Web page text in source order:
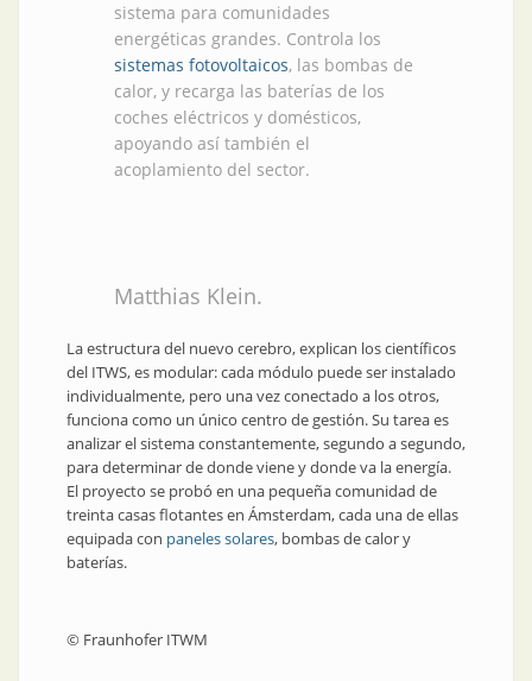
sistema para comunidades
energéticas grandes. Controla los
sistemas fotovoltaicos, las bombas de
calor, y recarga las baterías de los
coches eléctricos y domésticos,
apoyando así también el
acoplamiento del sector.
Matthias Klein.
La estructura del nuevo cerebro, explican los científicos
del ITWS, es modular: cada módulo puede ser instalado
individualmente, pero una vez conectado a los otros,
funciona como un único centro de gestión. Su tarea es
analizar el sistema constantemente, segundo a segundo,
para determinar de donde viene y donde va la energía.
El proyecto se probó en una pequeña comunidad de
treinta casas flotantes en Ámsterdam, cada una de ellas
equipada con paneles solares, bombas de calor y
baterías.
© Fraunhofer ITWM